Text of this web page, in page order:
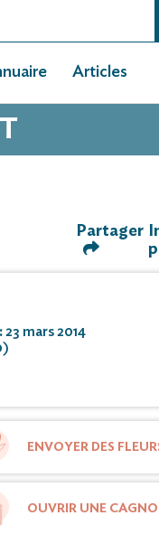
Articles
Partager
23 mars 2014
ENVOYER DES
OUVRIR UNE